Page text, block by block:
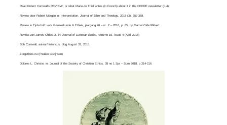
ReadRobert Cornwall’s REVIEW , or whatMarie-Jo Thiel writes (in French) about it in the CEERE newsletter (p.4).
Review door Robert Morgan in:Interpretation. Journal of Bible and Theology , 2018 (3), 357-358.
Review in Tijdschrift voor Geneeskunde & Ethiek, jaargang 26 – nr. 2 – 2016, p. 65, byMarcel Olde Rikkert
Review van James Childs Jr . in: Journal of Lutheran Ethics,Volume 16, Issue 4​ (April 2016)
Bob Cornwall , auteur/historicus, blog August 31, 2015.
Zorgethiek.nu (Paulien Cozijnsen)
Dolores L. Christie, in: Journal of the Society of Christian Ethics , 38 no 1 Spr – Sum 2018, p 214-216